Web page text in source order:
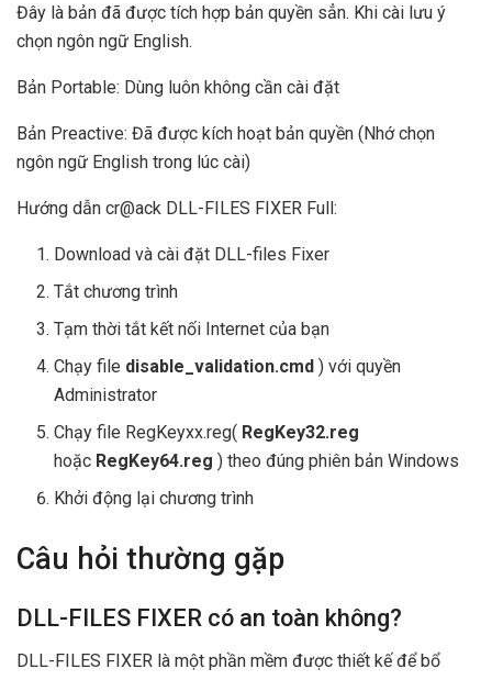
Đây là bản đã được tích hợp bản quyền sẳn. Khi cài lưu ý
chọn ngôn ngữ English.
Bản Portable: Dùng luôn không cần cài đặt
Bản Preactive: Đã được kích hoạt bản quyền (Nhớ chọn
ngôn ngữ English trong lúc cài)
Hướng dẫn cr@ack DLL-FILES FIXER Full:
Download và cài đặt DLL-files Fixer
Tắt chương trình
Tạm thời tắt kết nối Internet của bạn
Chạy file disable_validation.cmd ) với quyền
Administrator
Chạy file RegKeyxx.reg( RegKey32.reg
hoặc RegKey64.reg ) theo đúng phiên bản Windows
Khởi động lại chương trình
Câu hỏi thường gặp
DLL-FILES FIXER có an toàn không?
DLL-FILES FIXER là một phần mềm được thiết kế để bổ